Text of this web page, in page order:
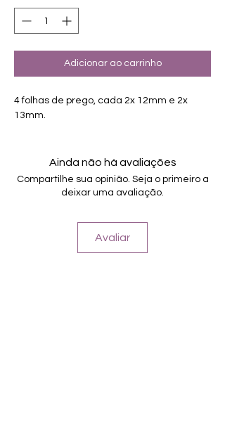
Adicionar ao carrinho
4 folhas de prego, cada 2x 12mm e 2x
13mm.
Ainda não há avaliações
Compartilhe sua opinião. Seja o primeiro a
deixar uma avaliação.
Avaliar